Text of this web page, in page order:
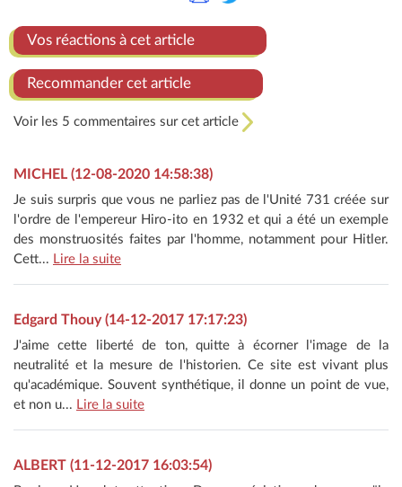
Vos réactions à cet article
Recommander cet article
Voir les 5 commentaires sur cet article
MICHEL (12-08-2020 14:58:38)
Je suis surpris que vous ne parliez pas de l'Unité 731 créée sur
l'ordre de l'empereur Hiro-ito en 1932 et qui a été un exemple
des monstruosités faites par l'homme, notamment pour Hitler.
Cett... Lire la suite
Edgard Thouy (14-12-2017 17:17:23)
J'aime cette liberté de ton, quitte à écorner l'image de la
neutralité et la mesure de l'historien. Ce site est vivant plus
qu'académique. Souvent synthétique, il donne un point de vue,
et non u... Lire la suite
ALBERT (11-12-2017 16:03:54)